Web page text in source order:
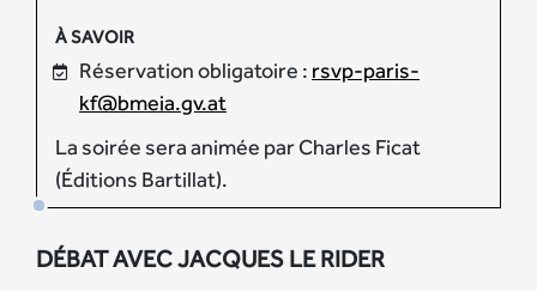
À SAVOIR
Réservation obligatoire : rsvp-paris-
kf@bmeia.gv.at
La soirée sera animée par Charles Ficat
(Éditions Bartillat).
DÉBAT AVEC JACQUES LE RIDER